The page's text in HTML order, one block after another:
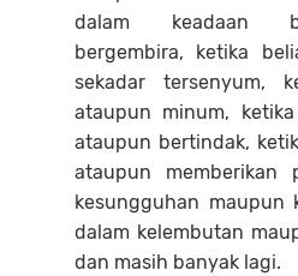
dalam keadaan
bergembira, ketika
sekadar tersenyum,
ataupun minum,
ataupun bertindak,
ataupun memberikan
kesungguhan maupun
dalam kelembutan
dan masih banyak lagi.